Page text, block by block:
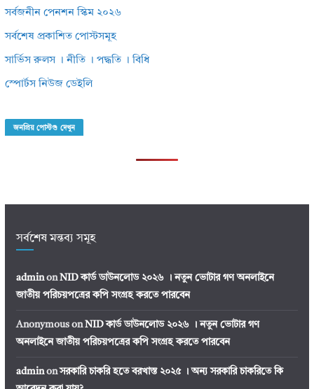
সর্বজনীন পেনশন স্কিম ২০২৬
সর্বশেষ প্রকাশিত পোস্টসমূহ
সার্ভিস রুলস । নীতি । পদ্ধতি । বিধি
স্পোর্টস নিউজ ডেইলি
জনপ্রিয় পোস্টগু দেখুন
সর্বশেষ মন্তব্য সমূহ
adminon NID কার্ড ডাউনলোড ২০২৬ । নতুন ভোটার গণ অনলাইনে
জাতীয় পরিচয়পত্রের কপি সংগ্রহ করতে পারবেন
Anonymouson NID কার্ড ডাউনলোড ২০২৬ । নতুন ভোটার গণ
অনলাইনে জাতীয় পরিচয়পত্রের কপি সংগ্রহ করতে পারবেন
adminonসরকারি চাকরি হতে বরখাস্ত ২০২৫ । অন্য সরকারি চাকরিতে কি